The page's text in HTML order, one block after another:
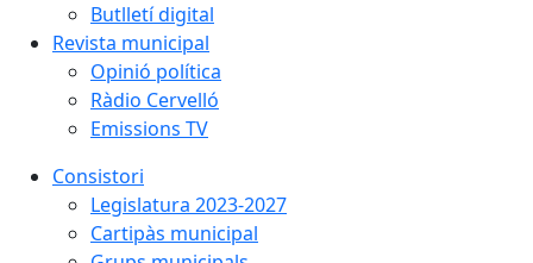
Butlletí digital
Revista municipal
Opinió política
Ràdio Cervelló
Emissions TV
Consistori
Legislatura 2023-2027
Cartipàs municipal